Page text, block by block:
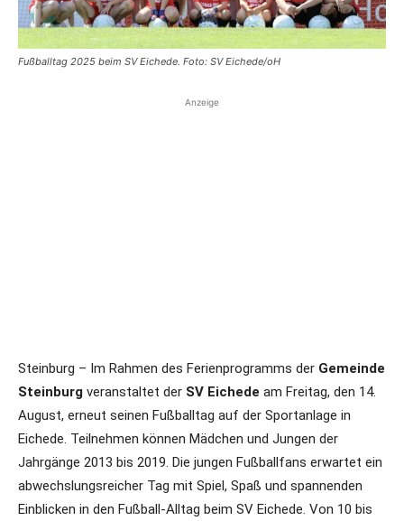
Fußballtag 2025 beim SV Eichede. Foto: SV Eichede/oH
Anzeige
Steinburg – Im Rahmen des Ferienprogramms der Gemeinde
Steinburg veranstaltet der SV Eichede am Freitag, den 14.
August, erneut seinen Fußballtag auf der Sportanlage in
Eichede. Teilnehmen können Mädchen und Jungen der
Jahrgänge 2013 bis 2019. Die jungen Fußballfans erwartet ein
abwechslungsreicher Tag mit Spiel, Spaß und spannenden
Einblicken in den Fußball-Alltag beim SV Eichede. Von 10 bis